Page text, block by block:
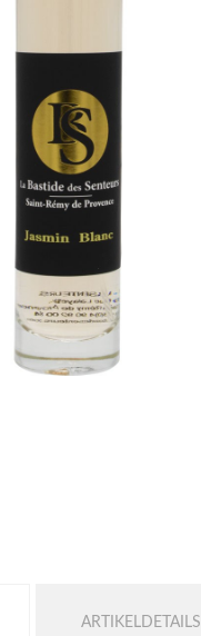
ARTIKELDETAILS